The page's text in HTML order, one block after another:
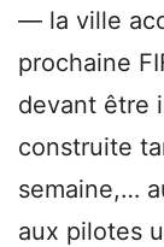
— la ville
prochaine
devant être
construite
semaine,…
aux pilotes